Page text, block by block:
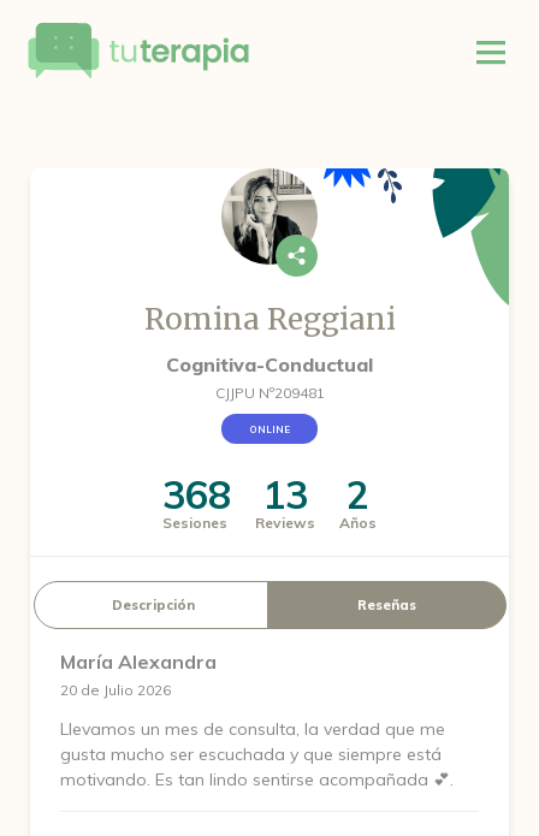
Romina Reggiani
Cognitiva-Conductual
CJJPU Nº209481
ONLINE
368
Sesiones
13
Reviews
2
Años
Descripción Reseñas
María Alexandra
20 de Julio 2026
Llevamos un mes de consulta, la verdad que me
gusta mucho ser escuchada y que siempre está
motivando. Es tan lindo sentirse acompañada 💕.